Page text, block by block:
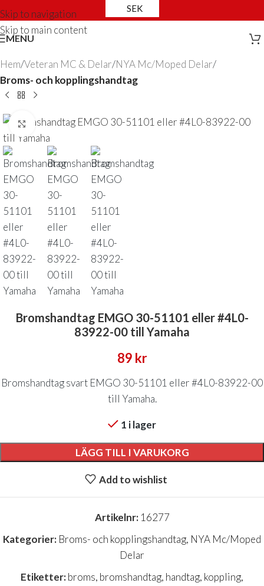
Skip to navigation
Skip to main content
SEK
MENU
Hem Veteran MC & Delar NYA Mc/Moped Delar
Broms- och kopplingshandtag
Click to enlarge
Bromshandtag EMGO 30-51101 eller #4L0-
83922-00 till Yamaha
89 kr
Bromshandtag svart EMGO 30-51101 eller #4L0-83922-00
till Yamaha.
1 i lager
LÄGG TILL I VARUKORG
Add to wishlist
Artikelnr: 16277
Kategorier: Broms- och kopplingshandtag, NYA Mc/Moped
Delar
Etiketter:broms, bromshandtag, handtag, koppling,